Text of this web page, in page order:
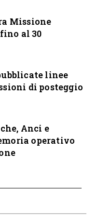
Missione
al 30
linee
di posteggio
Anci e
operativo